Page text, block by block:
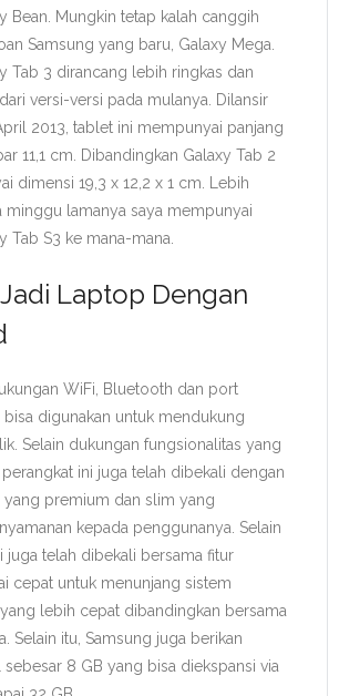
Bean. Mungkin tetap kalah canggih
Samsung yang baru, Galaxy Mega.
Tab 3 dirancang lebih ringkas dan
versi-versi pada mulanya. Dilansir
2013, tablet ini mempunyai panjang
11,1 cm. Dibandingkan Galaxy Tab 2
dimensi 19,3 x 12,2 x 1 cm. Lebih
minggu lamanya saya mempunyai
Tab S3 ke mana-mana.
Laptop Dengan
WiFi, Bluetooth dan port
digunakan untuk mendukung
Selain dukungan fungsionalitas yang
ini juga telah dibekali dengan
yang premium dan slim yang
kepada penggunanya. Selain
juga telah dibekali bersama fitur
cepat untuk menunjang sistem
lebih cepat dibandingkan bersama
Selain itu, Samsung juga berikan
8 GB yang bisa diekspansi via